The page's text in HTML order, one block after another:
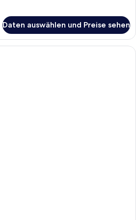
Daten auswählen und Preise sehen